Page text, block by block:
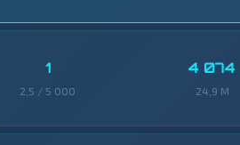
1
2,5 / 5 000
4 074
24,9 M